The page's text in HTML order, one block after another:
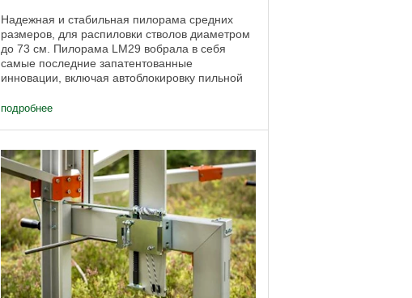
Надежная и стабильная пилорама средних
размеров, для распиловки стволов диаметром
до 73 см. Пилорама LM29 вобрала в себя
самые последние запатентованные
инновации, включая автоблокировку пильной
пильной ...
подробнее